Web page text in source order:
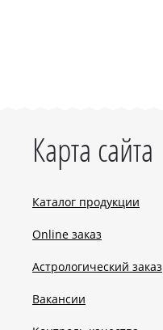
Карта сайта
Каталог продукции
Online заказ
Астрологический заказ
Вакансии